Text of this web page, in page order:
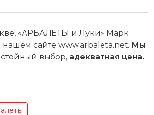
«АРБАЛЕТЫ и Луки» Марк
нашем сайте www.arbaleta.net. Мы
выбор, адекватная цена.